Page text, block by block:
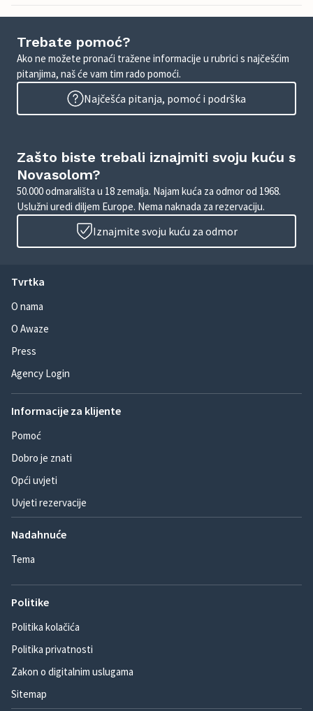
Trebate pomoć?
Ako ne možete pronaći tražene informacije u rubrici s najčešćim
pitanjima, naš će vam tim rado pomoći.
Najčešća pitanja, pomoć i podrška
Zašto biste trebali iznajmiti svoju kuću s
Novasolom?
50.000 odmarališta u 18 zemalja. Najam kuća za odmor od 1968.
Uslužni uredi diljem Europe. Nema naknada za rezervaciju.
Iznajmite svoju kuću za odmor
Tvrtka
O nama
O Awaze
Press
Agency Login
Informacije za klijente
Pomoć
Dobro je znati
Opći uvjeti
Uvjeti rezervacije
Nadahnuće
Tema
Politike
Politika kolačića
Politika privatnosti
Zakon o digitalnim uslugama
Sitemap